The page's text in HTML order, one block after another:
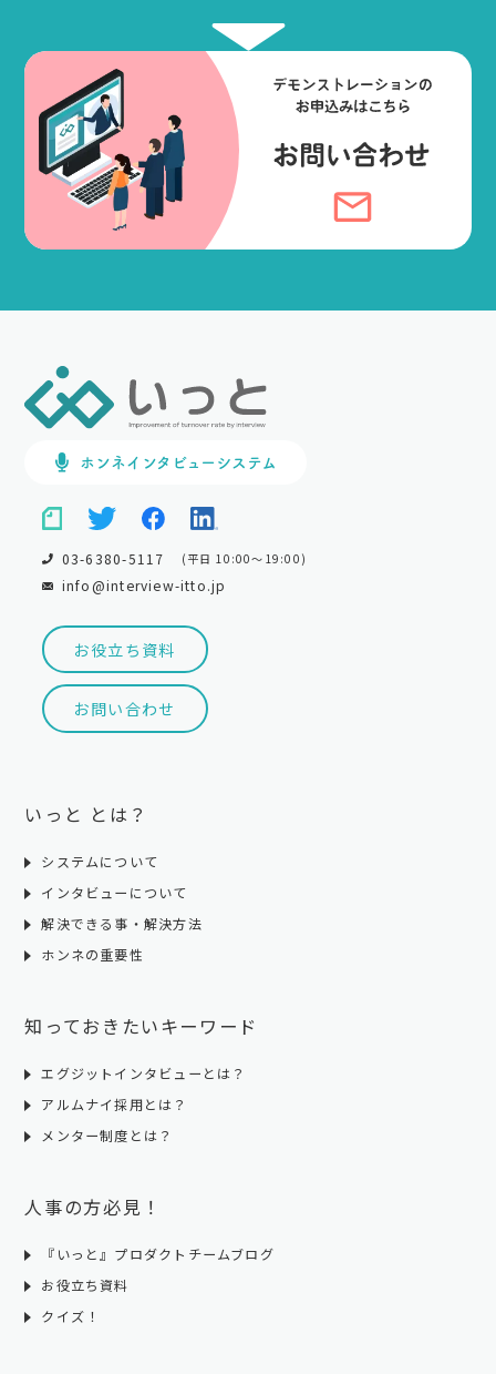
ホンネインタビューシステム
03-6380-5117 (平日 10:00～19:00)
info@interview-itto.jp
お役立ち資料
お問い合わせ
いっと とは？
システムについて
インタビューについて
解決できる事・解決方法
ホンネの重要性
知っておきたいキーワード
エグジットインタビューとは？
アルムナイ採用とは？
メンター制度とは？
人事の方必見！
『いっと』プロダクトチームブログ
お役立ち資料
クイズ！